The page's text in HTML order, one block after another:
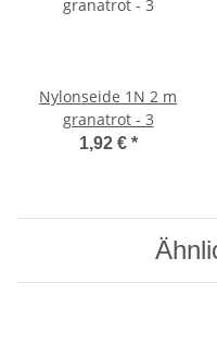
Nylonseide 1N 2 m
granatrot - 3
1,92 € *